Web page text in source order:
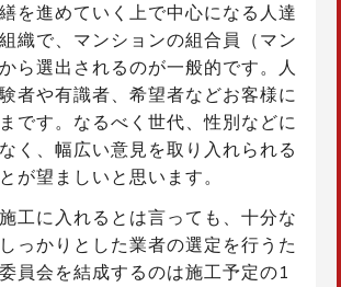
を進めていく上で中心になる人達
織で、マンションの組合員（マン
ら選出されるのが一般的です。人
者や有識者、希望者などお客様に
です。なるべく世代、性別などに
く、幅広い意見を取り入れられる
が望ましいと思います。
工に入れるとは言っても、十分な
っかりとした業者の選定を行うた
員会を結成するのは施工予定の1